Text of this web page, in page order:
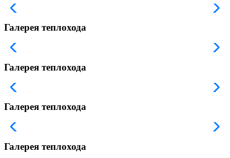
Галерея теплохода
Галерея теплохода
Галерея теплохода
Галерея теплохода